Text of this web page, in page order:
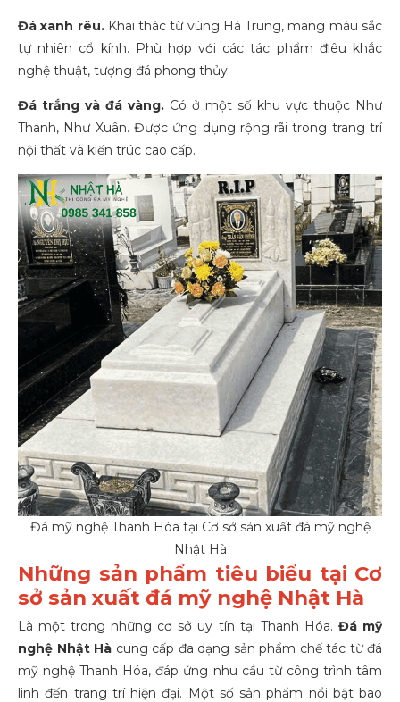
Đá xanh rêu. Khai thác từ vùng Hà Trung, mang màu sắc
tự nhiên cổ kính. Phù hợp với các tác phẩm điêu khắc
nghệ thuật, tượng đá phong thủy.
Đá trắng và đá vàng. Có ở một số khu vực thuộc Như
Thanh, Như Xuân. Được ứng dụng rộng rãi trong trang trí
nội thất và kiến trúc cao cấp.
Đá mỹ nghệ Thanh Hóa tại Cơ sở sản xuất đá mỹ nghệ
Nhật Hà
Những sản phẩm tiêu biểu tại Cơ
sở sản xuất đá mỹ nghệ Nhật Hà
Là một trong những cơ sở uy tín tại Thanh Hóa. Đá mỹ
nghệ Nhật Hà cung cấp đa dạng sản phẩm chế tác từđá
mỹ nghệ Thanh Hóa, đáp ứng nhu cầu từ công trình tâm
linh đến trang trí hiện đại. Một số sản phẩm nổi bật bao